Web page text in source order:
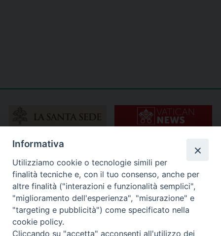
Informativa
Utilizziamo cookie o tecnologie simili per
finalità tecniche e, con il tuo consenso, anche per
altre finalità ("interazioni e funzionalità semplici",
"miglioramento dell'esperienza", "misurazione" e
"targeting e pubblicità") come specificato nella
cookie policy.
Cliccando su "accetta" acconsenti all'utilizzo dei